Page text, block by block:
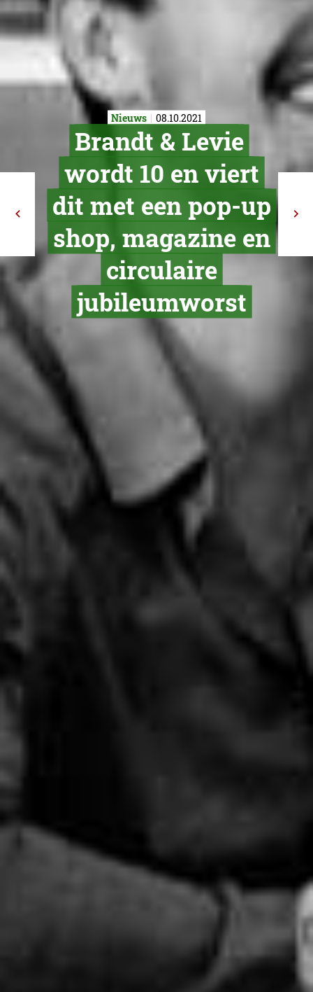
Nieuws 08.10.2021
Brandt &
wordt 10 en
dit met een